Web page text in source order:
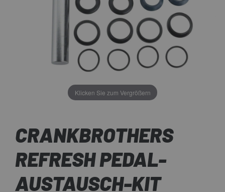
Klicken Sie zum Vergrößern
CRANKBROTHERS
REFRESH PEDAL-
AUSTAUSCH-KIT